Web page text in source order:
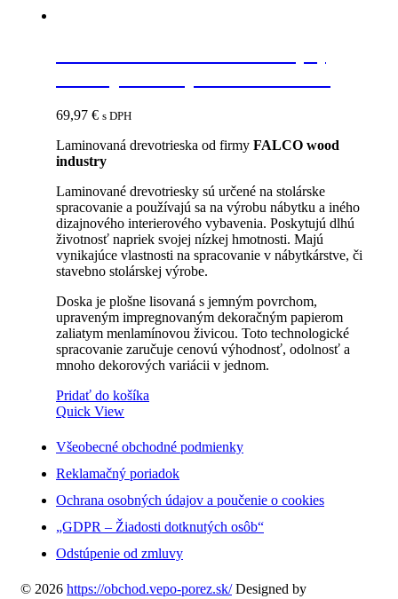
69,97 € s DPH
Laminovaná drevotrieska od firmy FALCO wood
industry
Laminované drevotriesky sú určené na stolárske
spracovanie a používajú sa na výrobu nábytku a iného
dizajnového interierového vybavenia. Poskytujú dlhú
životnosť napriek svojej nízkej hmotnosti. Majú
vynikajúce vlastnosti na spracovanie v nábytkárstve, či
stavebno stolárskej výrobe.
Doska je plošne lisovaná s jemným povrchom,
upraveným impregnovaným dekoračným papierom
zaliatym menlamínovou živicou. Toto technologické
spracovanie zaručuje cenovú výhodnosť, odolnosť a
mnoho dekorových variácii v jednom.
Pridať do košíka
Quick View
Všeobecné obchodné podmienky
Reklamačný poriadok
Ochrana osobných údajov a poučenie o cookies
„GDPR – Žiadosti dotknutých osôb“
Odstúpenie od zmluvy
© 2026 https://obchod.vepo-porez.sk/ Designed by